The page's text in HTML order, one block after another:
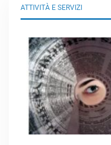
ATTIVITÀ E SERVIZI